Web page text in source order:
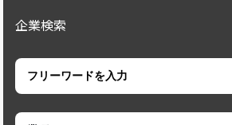
企業検索